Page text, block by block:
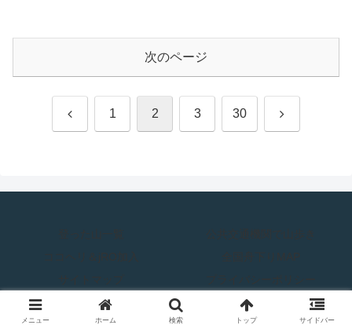
次のページ
前 1 2 3 30 次
Copyright © 2018-2026 週末はひとりで山歩き All Rights Reserved.
メニュー ホーム 検索 トップ サイドバー